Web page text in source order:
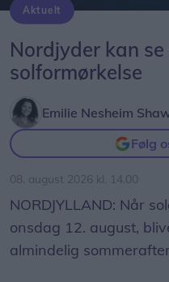
Aktuelt
Nordjyder kan
solformørkelse
Emilie Nesheim
Følg
08. august 2026 kl. 14.00
NORDJYLLAND: Når
onsdag 12. august,
almindelig